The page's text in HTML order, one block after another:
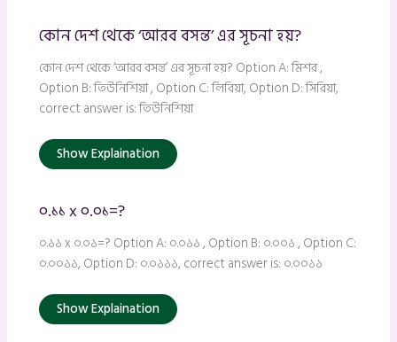
কোন দেশ থেকে ‘আরব বসন্ত’ এর সূচনা হয়?
কোন দেশ থেকে ‘আরব বসন্ত’ এর সূচনা হয়? Option A: মিশর ,
Option B: তিউনিশিয়া , Option C: লিবিয়া, Option D: সিরিয়া,
correct answer is: তিউনিশিয়া
Show Explaination
০.১১ x ০.০১=?
০.১১ x ০.০১=? Option A: ০.০১১ , Option B: ০.০০১ , Option C:
০.০০১১, Option D: ০.০১১১, correct answer is: ০.০০১১
Show Explaination